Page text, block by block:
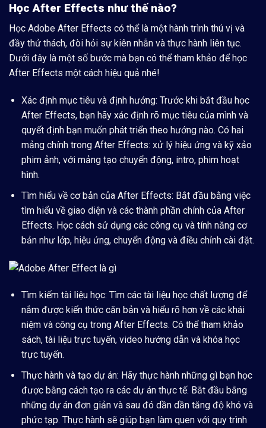
Học After Effects như thế nào?
Học Adobe After Effects có thể là một hành trình thú vị và
đầy thử thách, đòi hỏi sự kiên nhẫn và thực hành liên tục.
Dưới đây là một số bước mà bạn có thể tham khảo để học
After Effects một cách hiệu quả nhé!
Xác định mục tiêu và định hướng: Trước khi bắt đầu học
After Effects, bạn hãy xác định rõ mục tiêu của mình và
quyết định bạn muốn phát triển theo hướng nào. Có hai
mảng chính trong After Effects: xử lý hiệu ứng và kỹ xảo
phim ảnh, với mảng tạo chuyển động, intro, phim hoạt
hình.
Tìm hiểu về cơ bản của After Effects: Bắt đầu bằng việc
tìm hiểu về giao diện và các thành phần chính của After
Effects. Học cách sử dụng các công cụ và tính năng cơ
bản như lớp, hiệu ứng, chuyển động và điều chỉnh cài đặt.
Tìm kiếm tài liệu học: Tìm các tài liệu học chất lượng để
nắm được kiến thức căn bản và hiểu rõ hơn về các khái
niệm và công cụ trong After Effects. Có thể tham khảo
sách, tài liệu trực tuyến, video hướng dẫn và khóa học
trực tuyến.
Thực hành và tạo dự án: Hãy thực hành những gì bạn học
được bằng cách tạo ra các dự án thực tế. Bắt đầu bằng
những dự án đơn giản và sau đó dần dần tăng độ khó và
phức tạp. Thực hành sẽ giúp bạn làm quen với quy trình